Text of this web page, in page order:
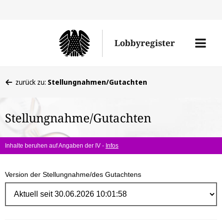
Lobbyregister
Menü
befinden
hier:
zurück zu: Stellungnahmen/Gutachten
Stellungnahme/Gutachten
Inhalte beruhen auf Angaben der IV - Infos
Version der Stellungnahme/des Gutachtens